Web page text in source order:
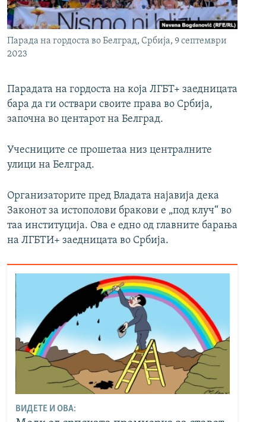
РСЕ веб страници
Парада на гордоста во Белград, Србија, 9 септември
2023
Парадата на гордоста на која ЛГБТ+ заедницата
бара да ги оствари своите права во Србија,
започна во центарот на Белград.
Учесниците се прошетаа низ централните
улици на Белград.
Организаторите пред Владата најавија дека
Законот за истополови бракови е „под клуч“ во
таа институција. Ова е едно од главните барања
на ЛГБТИ+ заедницата во Србија.
ВИДЕТЕ И ОВА: